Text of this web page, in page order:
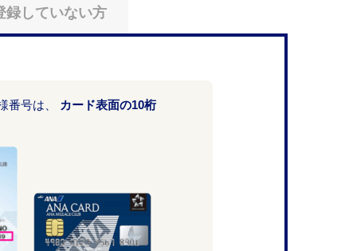
録していない方
番号は、
カード表面の10桁